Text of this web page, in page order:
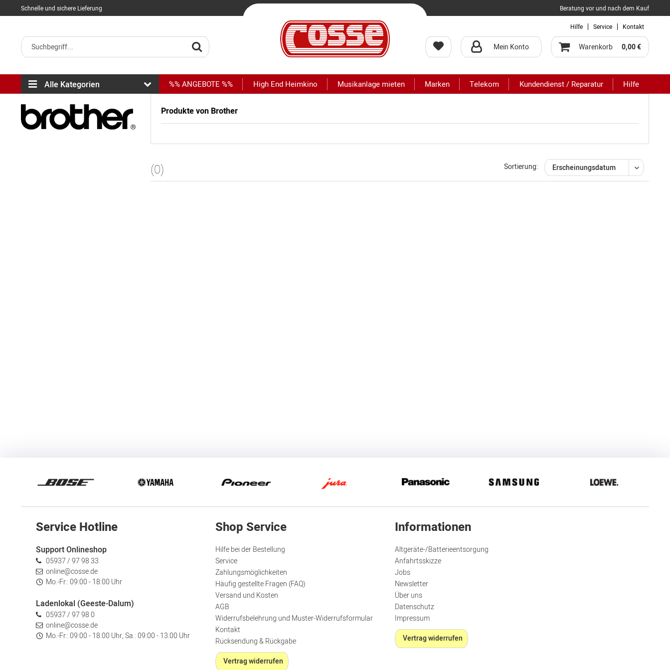
Schnelle und sichere Lieferung Beratung vor und nach dem Kauf
Mein Konto Warenkorb 0,00 €
Hilfe Service Kontakt
Alle Kategorien %% ANGEBOTE %% High End Heimkino Musikanlage mieten Marken Telekom Kundendienst / Reparatur Hilfe
Produkte von Brother
(0) Sortierung:
Service Hotline
Support Onlineshop
05937 / 97 98 33
online@cosse.de
Mo.-Fr.: 09:00 - 18:00 Uhr
Ladenlokal (Geeste-Dalum)
05937 / 97 98 0
online@cosse.de
Mo.-Fr.: 09:00 - 18:00 Uhr, Sa.: 09:00 - 13.00 Uhr
Shop Service
Hilfe bei der Bestellung
Service
Zahlungsmöglichkeiten
Häufig gestellte Fragen (FAQ)
Versand und Kosten
AGB
Widerrufsbelehrung und Muster-Widerrufsformular
Kontakt
Rücksendung & Rückgabe
Vertrag widerrufen
Informationen
Altgeräte-/Batterieentsorgung
Anfahrtsskizze
Jobs
Newsletter
Über uns
Datenschutz
Impressum
Vertrag widerrufen